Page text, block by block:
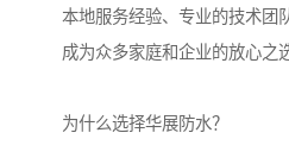
本地服务经验、专业的技术团
成为众多家庭和企业的放心之
为什么选择华展防水？